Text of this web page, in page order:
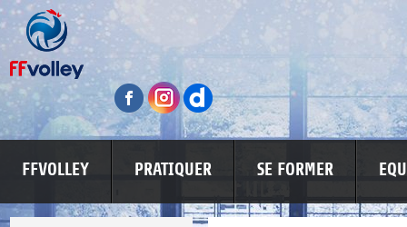
FFVOLLEY PRATIQUER SE FORMER